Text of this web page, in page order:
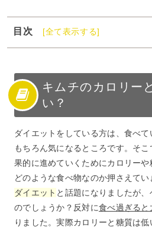
目次
[全て表示する]
1
キムチのカロリーと糖質はど
3
キムチの栄養素とダイエット
4
キムチのダイエットに効果的
5
キムチはカロリーの低いヘル
キムチのカロリー
い？
ダイエットをしている方は、食べ
もちろん気になるところです。そ
果的に進めていくためにカロリー
どのような食べ物なのか押さえてい
ダイエット と話題になりましたが
のでしょうか？反対に食べ過ぎると
りました。実際カロリーと糖質は